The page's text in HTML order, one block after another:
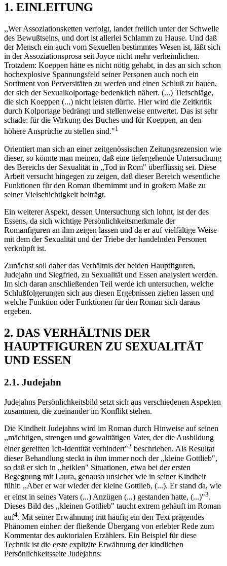
1. EINLEITUNG
,,Wer Assoziationsketten verfolgt, landet freilich unter der Schwelle
des Bewußtseins, und dort ist allerlei Schlamm zu Hause. Und daß
der Mensch ein auch vom Sexuellen bestimmtes Wesen ist, läßt sich
in der Assoziationsprosa seit Joyce nicht mehr verheimlichen.
Trotzdem: Koeppen hätte es nicht nötig gehabt, in das an sich schon
hochexplosive Spannungsfeld seiner Personen auch noch ein
Sortiment von Perversitäten zu werfen und einen Schluß zu bauen,
der sich der Sexualkolportage bedenklich nähert. (...) Tiefschläge,
die sich Koeppen (...) nicht leisten dürfte. Hier wird die Zeitkritik
durch Kolportage bedrängt und stellenweise entwertet. Das ist sehr
schade: für die Wirkung des Buches und für Koeppen, an den
höhere Ansprüche zu stellen sind."1
Orientiert man sich an einer zeitgenössischen Zeitungsrezension wie
dieser, so könnte man meinen, daß eine tiefergehende Untersuchung
des Bereichs der Sexualität in ,,Tod in Rom" überflüssig sei. Diese
Arbeit versucht hingegen zu zeigen, daß dieser Bereich wesentliche
Funktionen für den Roman übernimmt und in großem Maße zu
seiner Vielschichtigkeit beiträgt.
Ein weiterer Aspekt, dessen Untersuchung sich lohnt, ist der des
Essens, da sich wichtige Persönlichkeitsmerkmale der
Romanfiguren an ihm zeigen lassen und da er auf vielfältige Weise
mit dem der Sexualität und der Triebe der handelnden Personen
verknüpft ist.
Zunächst soll daher das Verhältnis der beiden Hauptfiguren,
Judejahn und Siegfried, zu Sexualität und Essen analysiert werden.
Im sich daran anschließenden Teil werde ich untersuchen, welche
Schlußfolgerungen sich aus diesen Ergebnissen ziehen lassen und
welche Funktion oder Funktionen für den Roman sich daraus
ergeben.
2. DAS VERHÄLTNIS DER
HAUPTFIGUREN ZU SEXUALITÄT
UND ESSEN
2.1. Judejahn
Judejahns Persönlichkeitsbild setzt sich aus verschiedenen Aspekten
zusammen, die zueinander im Konflikt stehen.
Die Kindheit Judejahns wird im Roman durch Hinweise auf seinen
,,mächtigen, strengen und gewalttätigen Vater, der die Ausbildung
einer gereiften Ich-Identität verhindert"2 beschrieben. Als Resultat
dieser Behandlung steckt in ihm immer noch der ,,kleine Gottlieb",
so daß er sich in ,,heiklen" Situationen, etwa bei der ersten
Begegnung mit Laura, genauso unsicher wie in seiner Kindheit
fühlt: ,,Aber er war wieder der kleine Gottlieb, (...). Er stand da, wie
er einst in seines Vaters (...) Anzügen (...) gestanden hatte, (...)"3.
Dieses Bild des ,,kleinen Gottlieb" taucht extrem gehäuft im Roman
auf4. Mit seiner Erwähnung tritt häufig ein den Text prägendes
Phänomen einher: der fließende Übergang von erlebter Rede zum
Kommentar des auktorialen Erzählers. Ein Beispiel für diese
Technik ist die erste explizite Erwähnung der kindlichen
Persönlichkeitsseite Judejahns: